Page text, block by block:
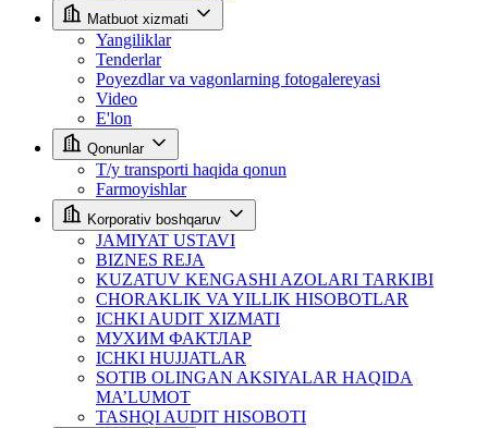
Matbuot xizmati
Yangiliklar
Tenderlar
Poyezdlar va vagonlarning fotogalereyasi
Video
E'lon
Qonunlar
T/y transporti haqida qonun
Farmoyishlar
Korporativ boshqaruv
JAMIYAT USTAVI
BIZNES REJA
KUZATUV KENGASHI AZOLARI TARKIBI
CHORAKLIK VA YILLIK HISOBOTLAR
ICHKI AUDIT XIZMATI
МУХИМ ФАКТЛАР
ICHKI HUJJATLAR
SOTIB OLINGAN AKSIYALAR HAQIDA
MA’LUMOT
TASHQI AUDIT HISOBOTI